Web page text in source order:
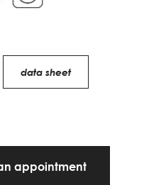
data sheet
appointment